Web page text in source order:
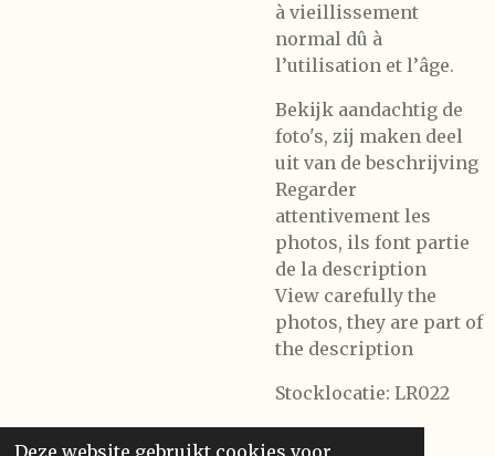
à vieillissement
normal dû à
l’utilisation et l’âge.
Bekijk aandachtig de
foto's, zij maken deel
uit van de beschrijving
Regarder
attentivement les
photos, ils font partie
de la description
View carefully the
photos, they are part of
the description
Stocklocatie: LR022